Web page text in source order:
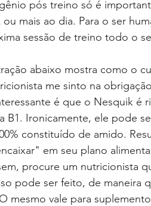
mais ao dia. Para o ser
sessão de treino todo o
abaixo mostra como o
me sinto na
é que o Nesquik é
B1. Ironicamente, ele pode
constituído de amido.
em seu plano
procure um nutricionista
pode ser feito, de maneira
mesmo vale para